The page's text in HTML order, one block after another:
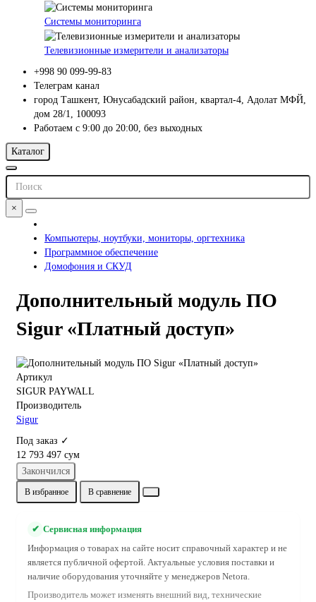
Системы мониторинга
Телевизионные измерители и анализаторы
+998 90 099-99-83
Телеграм канал
город Ташкент, Юнусабадский район, квартал-4, Адолат МФЙ,
дом 28/1, 100093
Работаем с 9:00 до 20:00, без выходных
Каталог
×
Компьютеры, ноутбуки, мониторы, оргтехника
Программное обеспечение
Домофония и СКУД
Дополнительный модуль ПО
Sigur «Платный доступ»
Артикул
SIGUR PAYWALL
Производитель
Sigur
Под заказ ✓
12 793 497 сум
Закончился
В избранное В сравнение
✔ Сервисная информация
Информация о товарах на сайте носит справочный характер и не
является публичной офертой. Актуальные условия поставки и
наличие оборудования уточняйте у менеджеров Netora.
Производитель может изменять внешний вид, технические